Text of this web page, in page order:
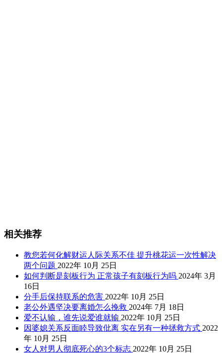
相关推荐
教您若何化解财运人际关系不佳 提升桃花运一次性解决
两个问题 2022年 10月 25日
如何判断是刻板行为 正常孩子有刻板行为吗 2024年 3月
16日
分手后保持联系的危害 2022年 10月 25日
老公外遇坚决要离婚怎么挽救 2024年 7月 18日
爱不认输，谁先说爱谁就输 2022年 10月 25日
因婆媳关系反面睦导致仳离 实在另有一种拯救方式 2022
年 10月 25日
女人对男人彻底死心的3个标志 2022年 10月 25日